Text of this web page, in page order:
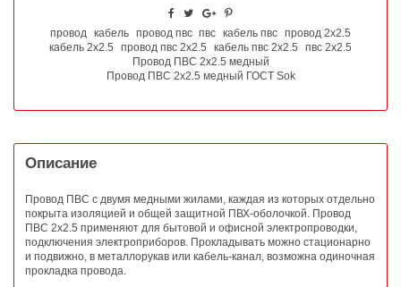
провод кабель провод пвс пвс кабель пвс провод 2х2.5
кабель 2х2.5
провод пвс 2х2.5 кабель пвс 2х2.5
пвс 2х2.5
Провод ПВС 2х2.5 медный
Провод ПВС 2х2.5 медный ГОСТ Sok
Описание
Провод ПВС с двумя медными жилами, каждая из которых отдельно
покрыта изоляцией и общей защитной ПВХ-оболочкой. Провод
ПВС 2х2.5 применяют для бытовой и офисной электропроводки,
подключения электроприборов. Прокладывать можно стационарно
и подвижно, в металлорукав или кабель-канал, возможна одиночная
прокладка провода.